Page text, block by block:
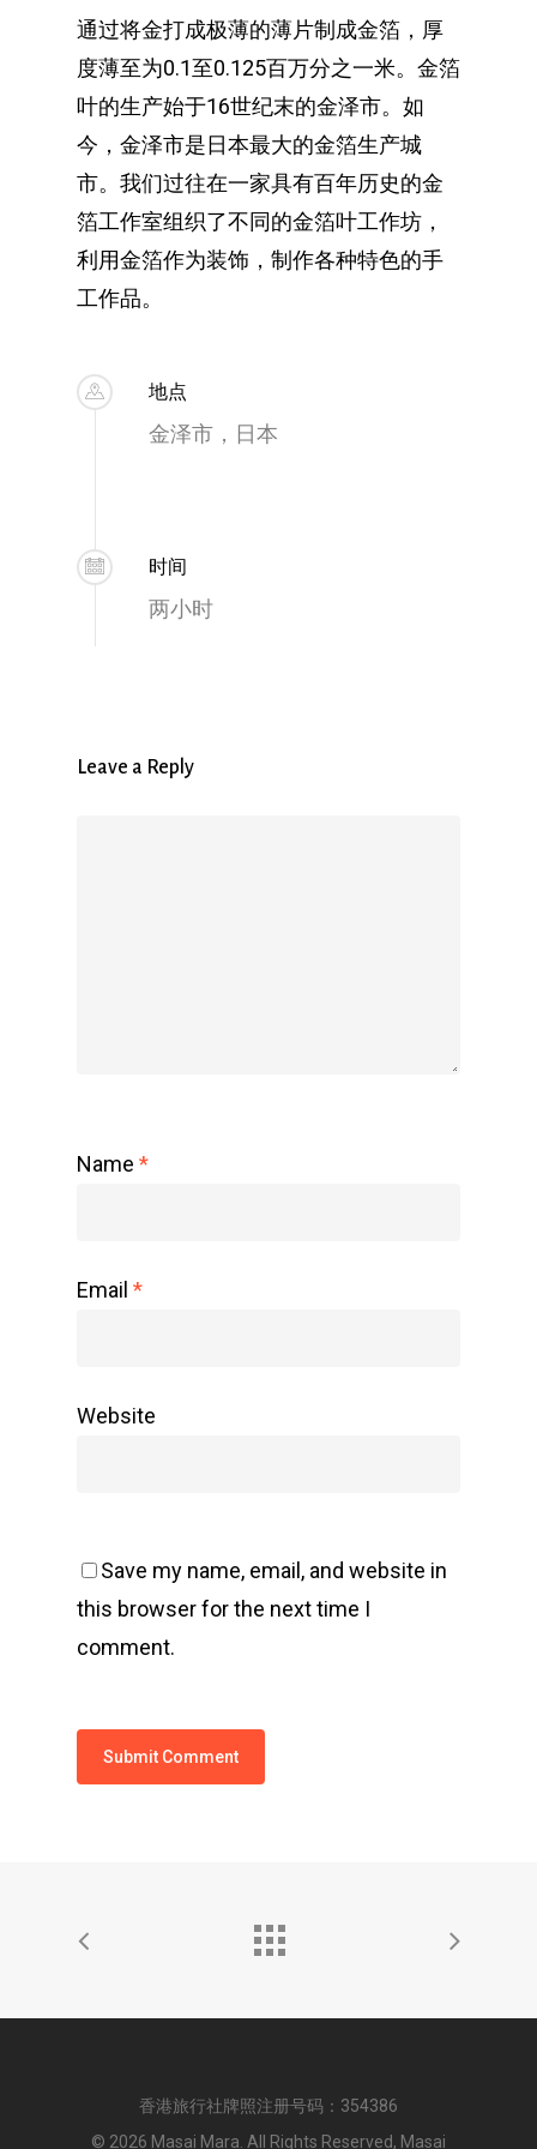
通过将金打成极薄的薄片制成金箔，厚
度薄至为0.1至0.125百万分之一米。金箔
叶的生产始于16世纪末的金泽市。如
今，金泽市是日本最大的金箔生产城
市。我们过往在一家具有百年历史的金
箔工作室组织了不同的金箔叶工作坊，
利用金箔作为装饰，制作各种特色的手
工作品。
地点
金泽市，日本
时间
两小时
Leave a Reply
Name *
Email *
Website
Save my name, email, and website in
this browser for the next time I
comment.
香港旅行社牌照注册号码：354386
© 2026 Masai Mara. All Rights Reserved, Masai